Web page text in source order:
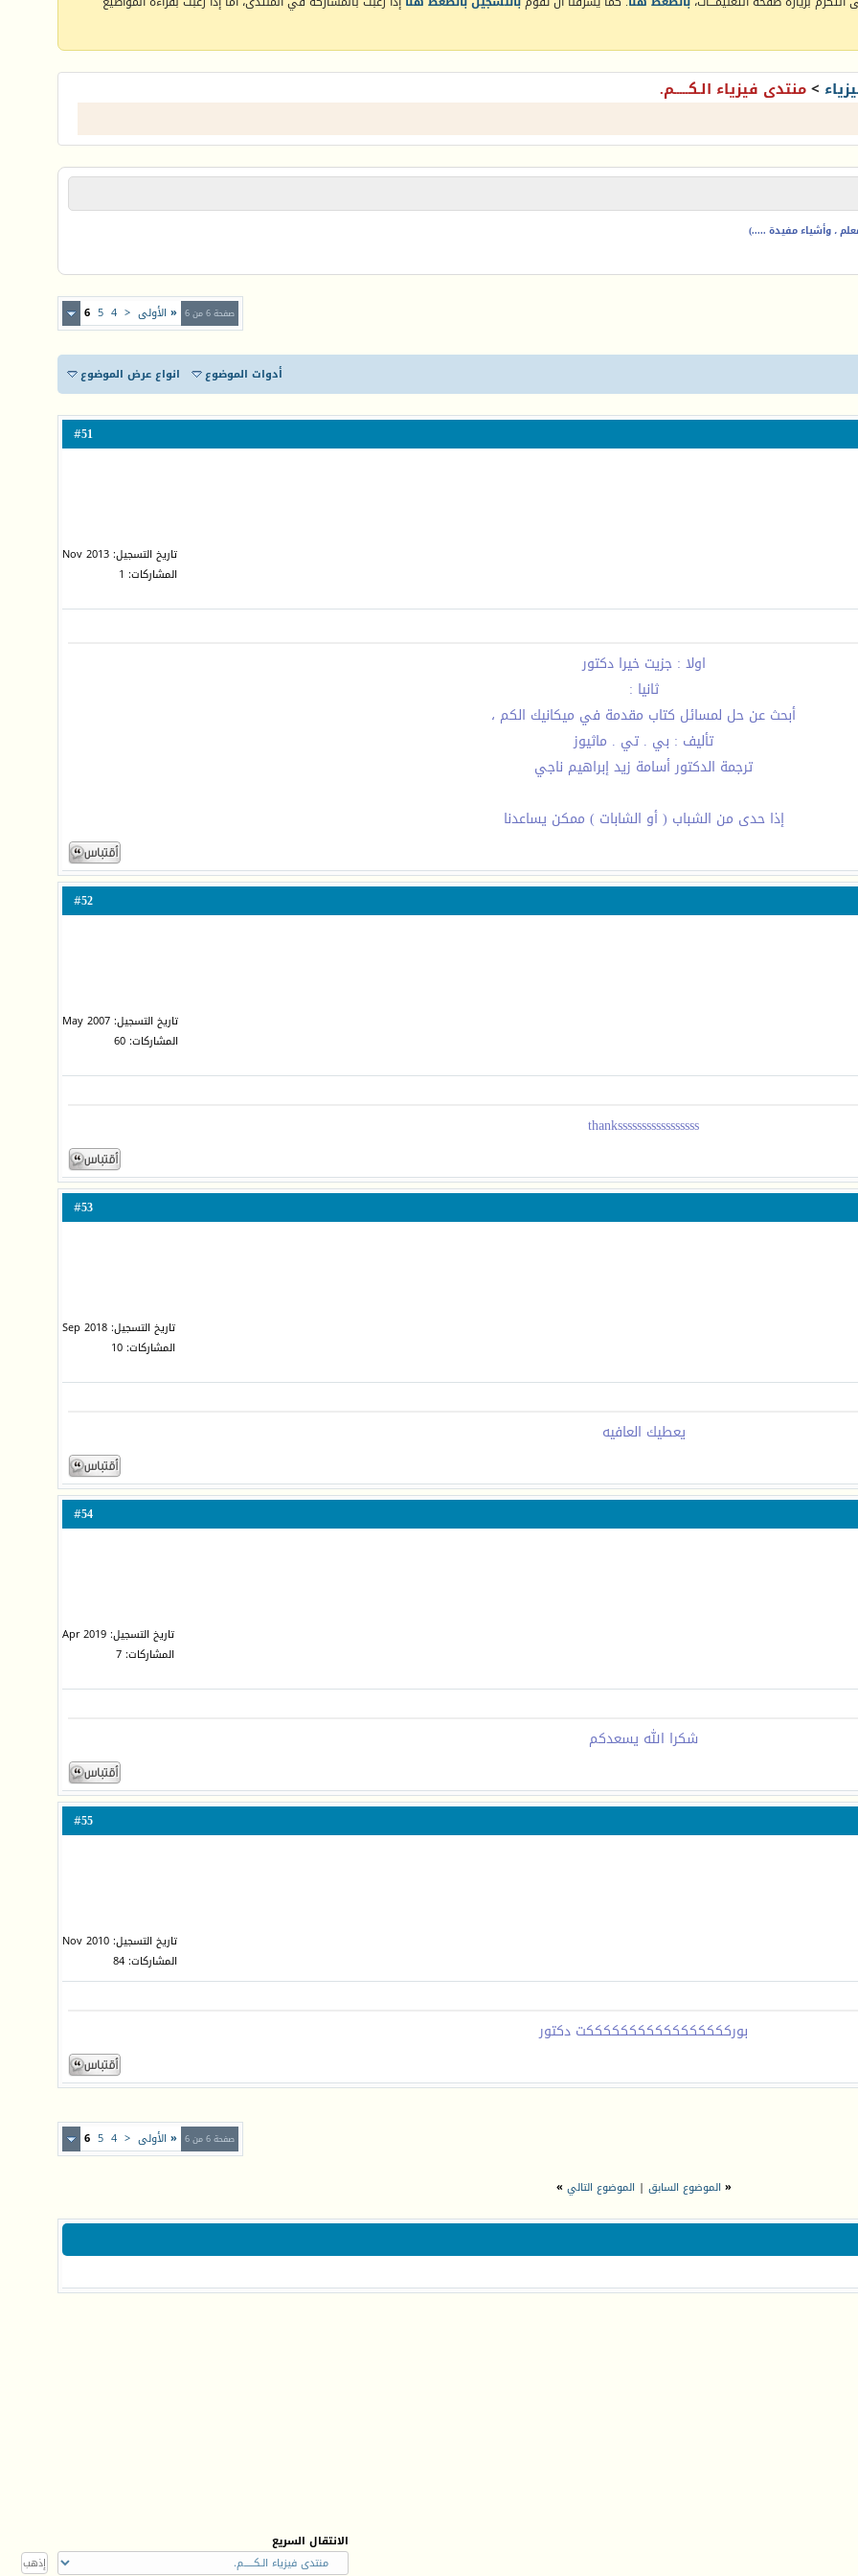
>منتدى فيزياء الـكـــــم.
، وأشياء مفيدة .....)
صفحة 6 من 6 « الأولى <
4
5
6
أدوات الموضوع انواع عرض الموضوع
51
تاريخ التسجيل: Nov 2013
المشاركات: 1
اولا : جزيت خيرا دكتور
ثانيا :
أبحث عن حل لمسائل كتاب مقدمة في ميكانيك الكم ،
تأليف : بي . تي . ماثيوز
ترجمة الدكتور أسامة زيد إبراهيم ناجي
إذا حدى من الشباب ( أو الشابات ) ممكن يساعدنا
52
تاريخ التسجيل: May 2007
المشاركات: 60
thanksssssssssssssssss
53
تاريخ التسجيل: Sep 2018
المشاركات: 10
يعطيك العافيه
54
تاريخ التسجيل: Apr 2019
المشاركات: 7
شكرا الله يسعدكم
55
تاريخ التسجيل: Nov 2010
المشاركات: 84
بوركككككككككككككككككت دكتور
صفحة 6 من 6 « الأولى <
4
5
6
« الموضوع السابق | الموضوع التالي »
الانتقال السريع